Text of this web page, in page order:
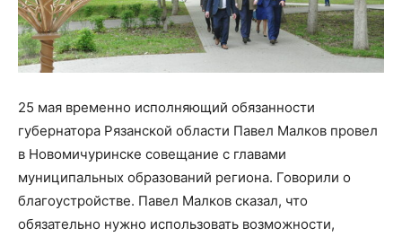
25 мая временно исполняющий обязанности
губернатора Рязанской области Павел Малков провел
в Новомичуринске совещание с главами
муниципальных образований региона. Говорили о
благоустройстве. Павел Малков сказал, что
обязательно нужно использовать возможности,